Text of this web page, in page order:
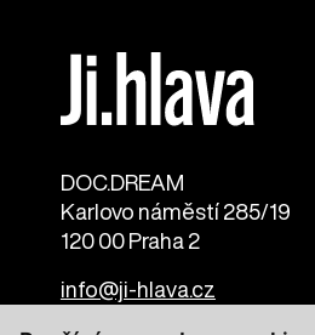
DOC.DREAM​
Karlovo náměstí 285/19
120 00 Praha 2
info@ji-hlava.cz